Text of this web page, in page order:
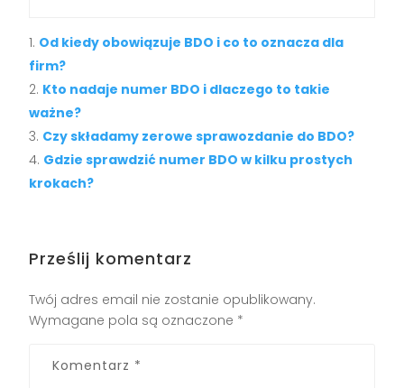
Od kiedy obowiązuje BDO i co to oznacza dla
firm?
Kto nadaje numer BDO i dlaczego to takie
ważne?
Czy składamy zerowe sprawozdanie do BDO?
Gdzie sprawdzić numer BDO w kilku prostych
krokach?
Prześlij komentarz
Twój adres email nie zostanie opublikowany.
Wymagane pola są oznaczone *